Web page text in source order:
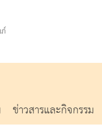
ข่าวสารและกิจกรรม